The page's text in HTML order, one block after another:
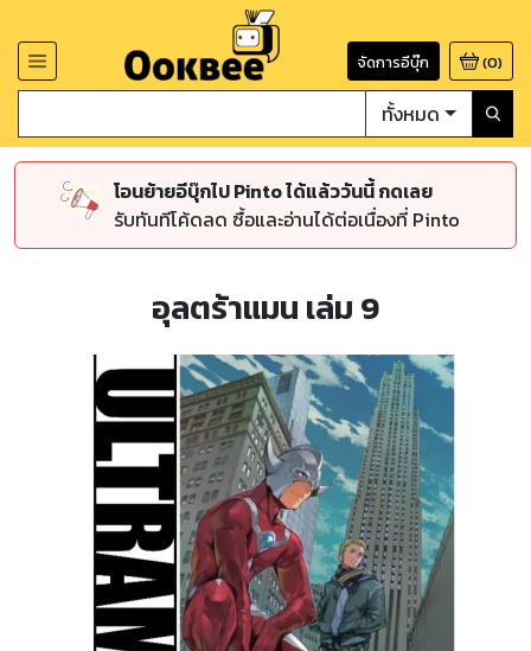
จัดการอีบุ๊ก (0)
ทั้งหมด
โอนย้ายอีบุ๊กไป Pinto ได้แล้ววันนี้ กดเลย
รับทันทีโค้ดลด ซื้อและอ่านได้ต่อเนื่องที่ Pinto
อุลตร้าแมน เล่ม 9